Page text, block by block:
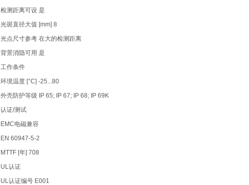
检测距离可设 是
光斑直径大值 [mm] 8
光点尺寸参考 在大的检测距离
背景消隐可用 是
工作条件
环境温度 [°C] -25...80
外壳防护等级 IP 65; IP 67; IP 68; IP 69K
认证/测试
EMC电磁兼容
EN 60947-5-2
MTTF [年] 708
UL认证
UL认证编号 E001